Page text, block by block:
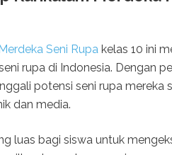
Seni Rupa kelas 10 ini
rupa di Indonesia. Dengan
potensi seni rupa mereka
dan media.
luas bagi siswa untuk